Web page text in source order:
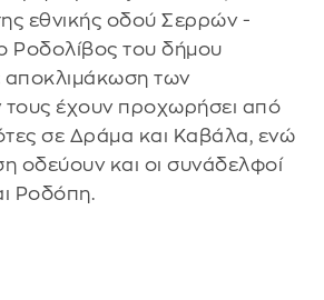
εθνικής οδού Σερρών -
Ροδολίβος του δήμου
των
τους έχουν προχωρήσει από
σε Δράμα και Καβάλα, ενώ
οδεύουν και οι συνάδελφοί
Ροδόπη.